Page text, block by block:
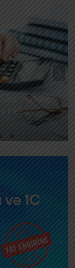
2026-cı
necə